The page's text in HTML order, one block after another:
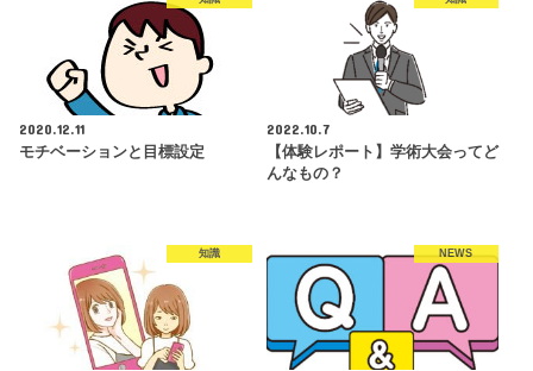
2020.12.11
モチベーションと目標設定
2022.10.7
【体験レポート】学術大会ってど
んなもの？
知識 NEWS